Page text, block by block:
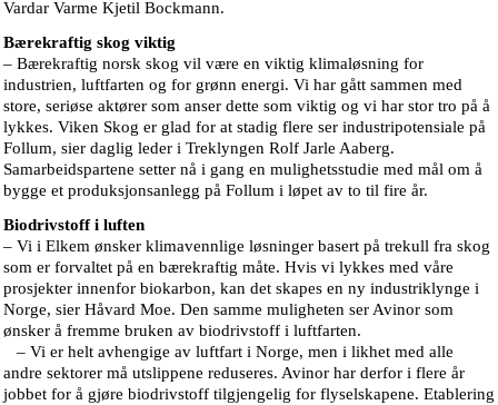
Vardar Varme Kjetil Bockmann.
Bærekraftig skog viktig
– Bærekraftig norsk skog vil være en viktig klimaløsning for
industrien, luftfarten og for grønn energi. Vi har gått sammen med
store, seriøse aktører som anser dette som viktig og vi har stor tro på å
lykkes. Viken Skog er glad for at stadig flere ser industripotensiale på
Follum, sier daglig leder i Treklyngen Rolf Jarle Aaberg.
Samarbeidspartene setter nå i gang en mulighetsstudie med mål om å
bygge et produksjonsanlegg på Follum i løpet av to til fire år.
Biodrivstoff i luften
– Vi i Elkem ønsker klimavennlige løsninger basert på trekull fra skog
som er forvaltet på en bærekraftig måte. Hvis vi lykkes med våre
prosjekter innenfor biokarbon, kan det skapes en ny industriklynge i
Norge, sier Håvard Moe. Den samme muligheten ser Avinor som
ønsker å fremme bruken av biodrivstoff i luftfarten.
– Vi er helt avhengige av luftfart i Norge, men i likhet med alle
andre sektorer må utslippene reduseres. Avinor har derfor i flere år
jobbet for å gjøre biodrivstoff tilgjengelig for flyselskapene. Etablering